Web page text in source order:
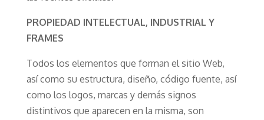
PROPIEDAD INTELECTUAL, INDUSTRIAL Y
FRAMES
Todos los elementos que forman el sitio Web,
así como su estructura, diseño, código fuente, así
como los logos, marcas y demás signos
distintivos que aparecen en la misma, son